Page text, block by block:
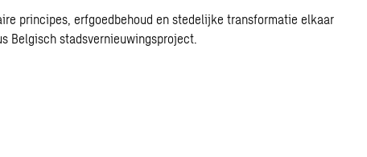
principes, erfgoedbehoud en stedelijke transformatie elkaar
Belgisch stadsvernieuwingsproject.